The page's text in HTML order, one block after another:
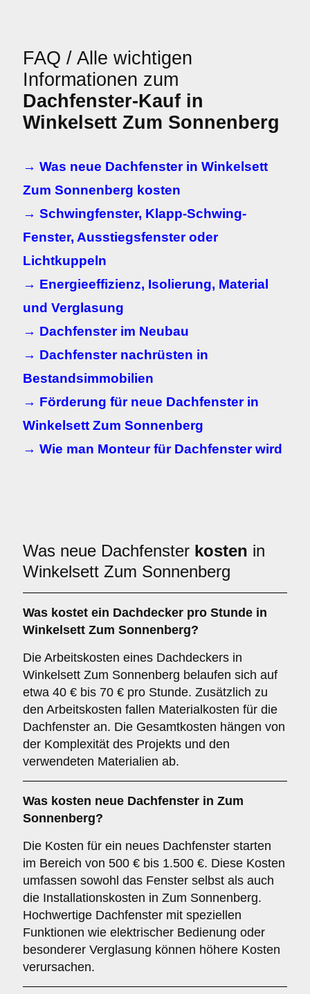
FAQ / Alle wichtigen
Informationen zum
Dachfenster-Kauf in
Winkelsett Zum Sonnenberg
→ Was neue Dachfenster in Winkelsett
Zum Sonnenberg kosten
→ Schwingfenster, Klapp-Schwing-
Fenster, Ausstiegsfenster oder
Lichtkuppeln
→ Energieeffizienz, Isolierung, Material
und Verglasung
→ Dachfenster im Neubau
→ Dachfenster nachrüsten in
Bestandsimmobilien
→ Förderung für neue Dachfenster in
Winkelsett Zum Sonnenberg
→ Wie man Monteur für Dachfenster wird
Was neue Dachfenster kosten in
Winkelsett Zum Sonnenberg
Was kostet ein Dachdecker pro Stunde in
Winkelsett Zum Sonnenberg?
Die Arbeitskosten eines Dachdeckers in
Winkelsett Zum Sonnenberg belaufen sich auf
etwa 40 € bis 70 € pro Stunde. Zusätzlich zu
den Arbeitskosten fallen Materialkosten für die
Dachfenster an. Die Gesamtkosten hängen von
der Komplexität des Projekts und den
verwendeten Materialien ab.
Was kosten neue Dachfenster in Zum
Sonnenberg?
Die Kosten für ein neues Dachfenster starten
im Bereich von 500 € bis 1.500 €. Diese Kosten
umfassen sowohl das Fenster selbst als auch
die Installationskosten in Zum Sonnenberg.
Hochwertige Dachfenster mit speziellen
Funktionen wie elektrischer Bedienung oder
besonderer Verglasung können höhere Kosten
verursachen.